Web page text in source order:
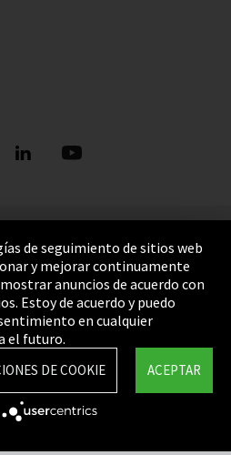
de seguimiento de sitios web
y mejorar continuamente
anuncios de acuerdo con
Estoy de acuerdo y puedo
en cualquier
el futuro.
ACEPTAR
DE COOKIE